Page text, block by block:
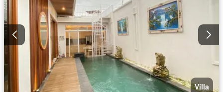
Villa